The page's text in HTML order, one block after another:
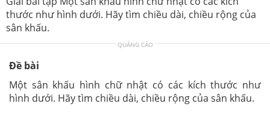
thước như hình dưới. Hãy tìm chiều dài, chiều rộng của
sân khấu.
QUẢNG CÁO
Đề bài
Một sân khấu hình chữ nhật có các kích thước như
hình dưới. Hãy tìm chiều dài, chiều rộng của sân khấu.